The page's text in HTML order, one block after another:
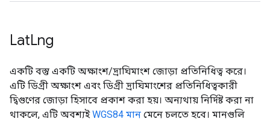
LatLng
একটি বস্তু একটি অক্ষাংশ/দ্রাঘিমাংশ জোড়া প্রতিনিধিত্ব করে।
এটি ডিগ্রী অক্ষাংশ এবং ডিগ্রী দ্রাঘিমাংশের প্রতিনিধিত্বকারী
দ্বিগুণের জোড়া হিসাবে প্রকাশ করা হয়। অন্যথায় নির্দিষ্ট করা না
থাকলে, এটি অবশ্যইWGS84 মান মেনে চলতে হবে। মানগুলি